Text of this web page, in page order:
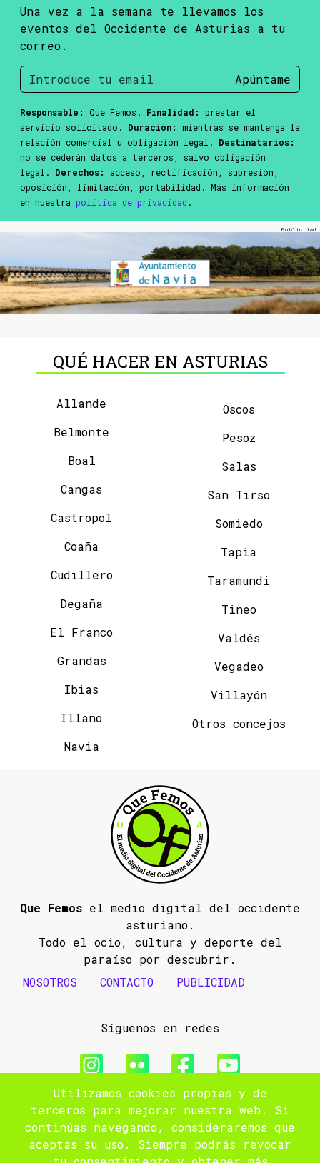
Una vez a la semana te llevamos los
eventos del Occidente de Asturias a tu
correo.
Apúntame
Responsable: Que Femos. Finalidad:
prestar el
servicio solicitado. Duración:
mientras se mantenga la
relación comercial u obligación legal. Destinatarios:
no se cederán datos a terceros, salvo obligación
legal. Derechos:
acceso, rectificación, supresión,
oposición, limitación, portabilidad. Más información
en nuestra política de privacidad .
QUÉ HACER EN ASTURIAS
Allande
Belmonte
Boal
Cangas
Castropol
Coaña
Cudillero
Degaña
El Franco
Grandas
Ibias
Illano
Navia
Oscos
Pesoz
Salas
San Tirso
Somiedo
Tapia
Taramundi
Tineo
Valdés
Vegadeo
Villayón
Otros concejos
Que Femos el medio digital del occidente
asturiano.
Todo el ocio, cultura y deporte del
paraíso por descubrir.
NOSOTROS
CONTACTO PUBLICIDAD
Síguenos en redes
© 2009- 2026 Que Femos
Utilizamos cookies propias y de
terceros para mejorar nuestra web. Si
continúas navegando, consideraremos que
aceptas su uso. Siempre podrás revocar